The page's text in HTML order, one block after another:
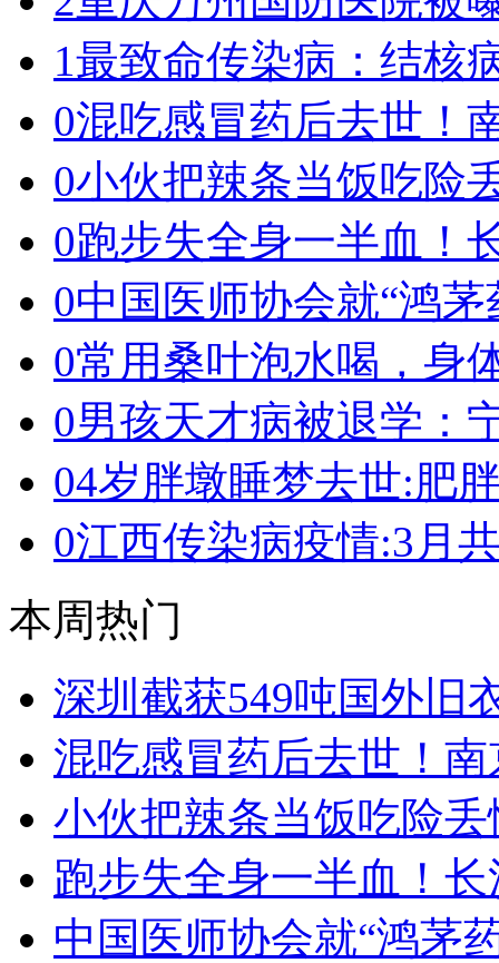
1最致命传染病：结核
0混吃感冒药后去世！
0小伙把辣条当饭吃险
0跑步失全身一半血！
0中国医师协会就“鸿茅
0常用桑叶泡水喝，身
0男孩天才病被退学：
04岁胖墩睡梦去世:肥
0江西传染病疫情:3月
本周热门
深圳截获549吨国外旧
混吃感冒药后去世！
小伙把辣条当饭吃险
跑步失全身一半血！
中国医师协会就“鸿茅